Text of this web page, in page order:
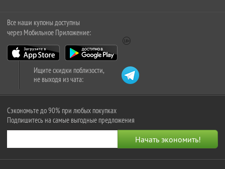
Все наши купоны доступны
через Мобильное Приложение:
Ищите скидки поблизости,
не выходя из чата:
Сэкономьте до 90% при любых покупках
Подпишитесь на самые выгодные предложения